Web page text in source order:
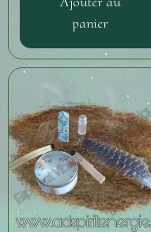
panier